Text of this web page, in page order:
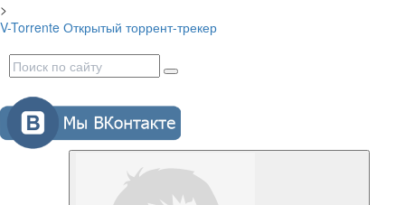
>
V-Torrente Открытый торрент-трекер